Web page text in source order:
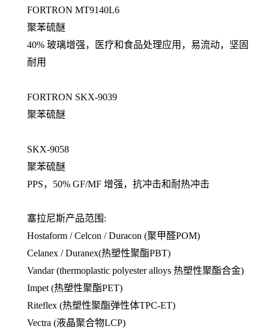
FORTRON MT9140L6
聚苯硫醚
40% 玻璃增强，医疗和食品处理应用，易流动，坚固
耐用
FORTRON SKX-9039
聚苯硫醚
SKX-9058
聚苯硫醚
PPS，50% GF/MF 增强，抗冲击和耐热冲击
塞拉尼斯产品范围:
Hostaform / Celcon / Duracon (聚甲醛POM)
Celanex / Duranex(热塑性聚酯PBT)
Vandar (thermoplastic polyester alloys 热塑性聚酯合金)
Impet (热塑性聚酯PET)
Riteflex (热塑性聚酯弹性体TPC-ET)
Vectra (液晶聚合物LCP)